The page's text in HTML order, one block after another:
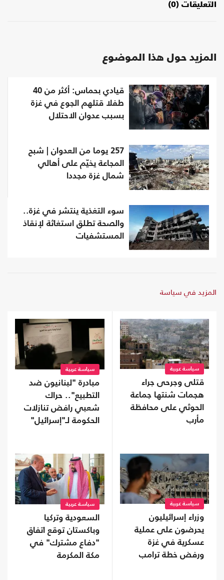
التعليقات (0)
المزيد حول هذا الموضوع
قيادي بحماس: أكثر من 40
طفلا قتلهم الجوع في غزة
بسبب عدوان الاحتلال
257 يوما من العدوان | شبح
المجاعة يخيّم على أهالي
شمال غزة مجددا
سوء التغذية ينتشر في غزة..
والصحة تطلق استغاثة لإنقاذ
المستشفيات
المزيد في سياسة
سياسة عربية
قتلى وجرحى جراء
هجمات شنتها جماعة
الحوثي على محافظة
مأرب
سياسة عربية
مبادرة "لبنانيون ضد
التطبيع".. حراك
شعبي رافض تنازلات
الحكومة لـ"إسرائيل"
سياسة عربية
وزراء إسرائيليون
يحرضون على عملية
عسكرية في غزة
ورفض خطة ترامب
سياسة عربية
السعودية وتركيا
وباكستان توقع اتفاق
"دفاع مشترك" في
مكة المكرمة